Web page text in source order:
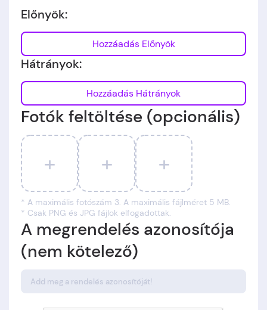
Előnyök:
Hozzáadás Előnyök
Hátrányok:
Hozzáadás Hátrányok
Fotók feltöltése (opcionális)
+ + +
* A maximális fotószám 3. A maximális fájlméret 5 MB.
* Csak PNG és JPG fájlok elfogadottak.
A megrendelés azonosítója
(nem kötelező)